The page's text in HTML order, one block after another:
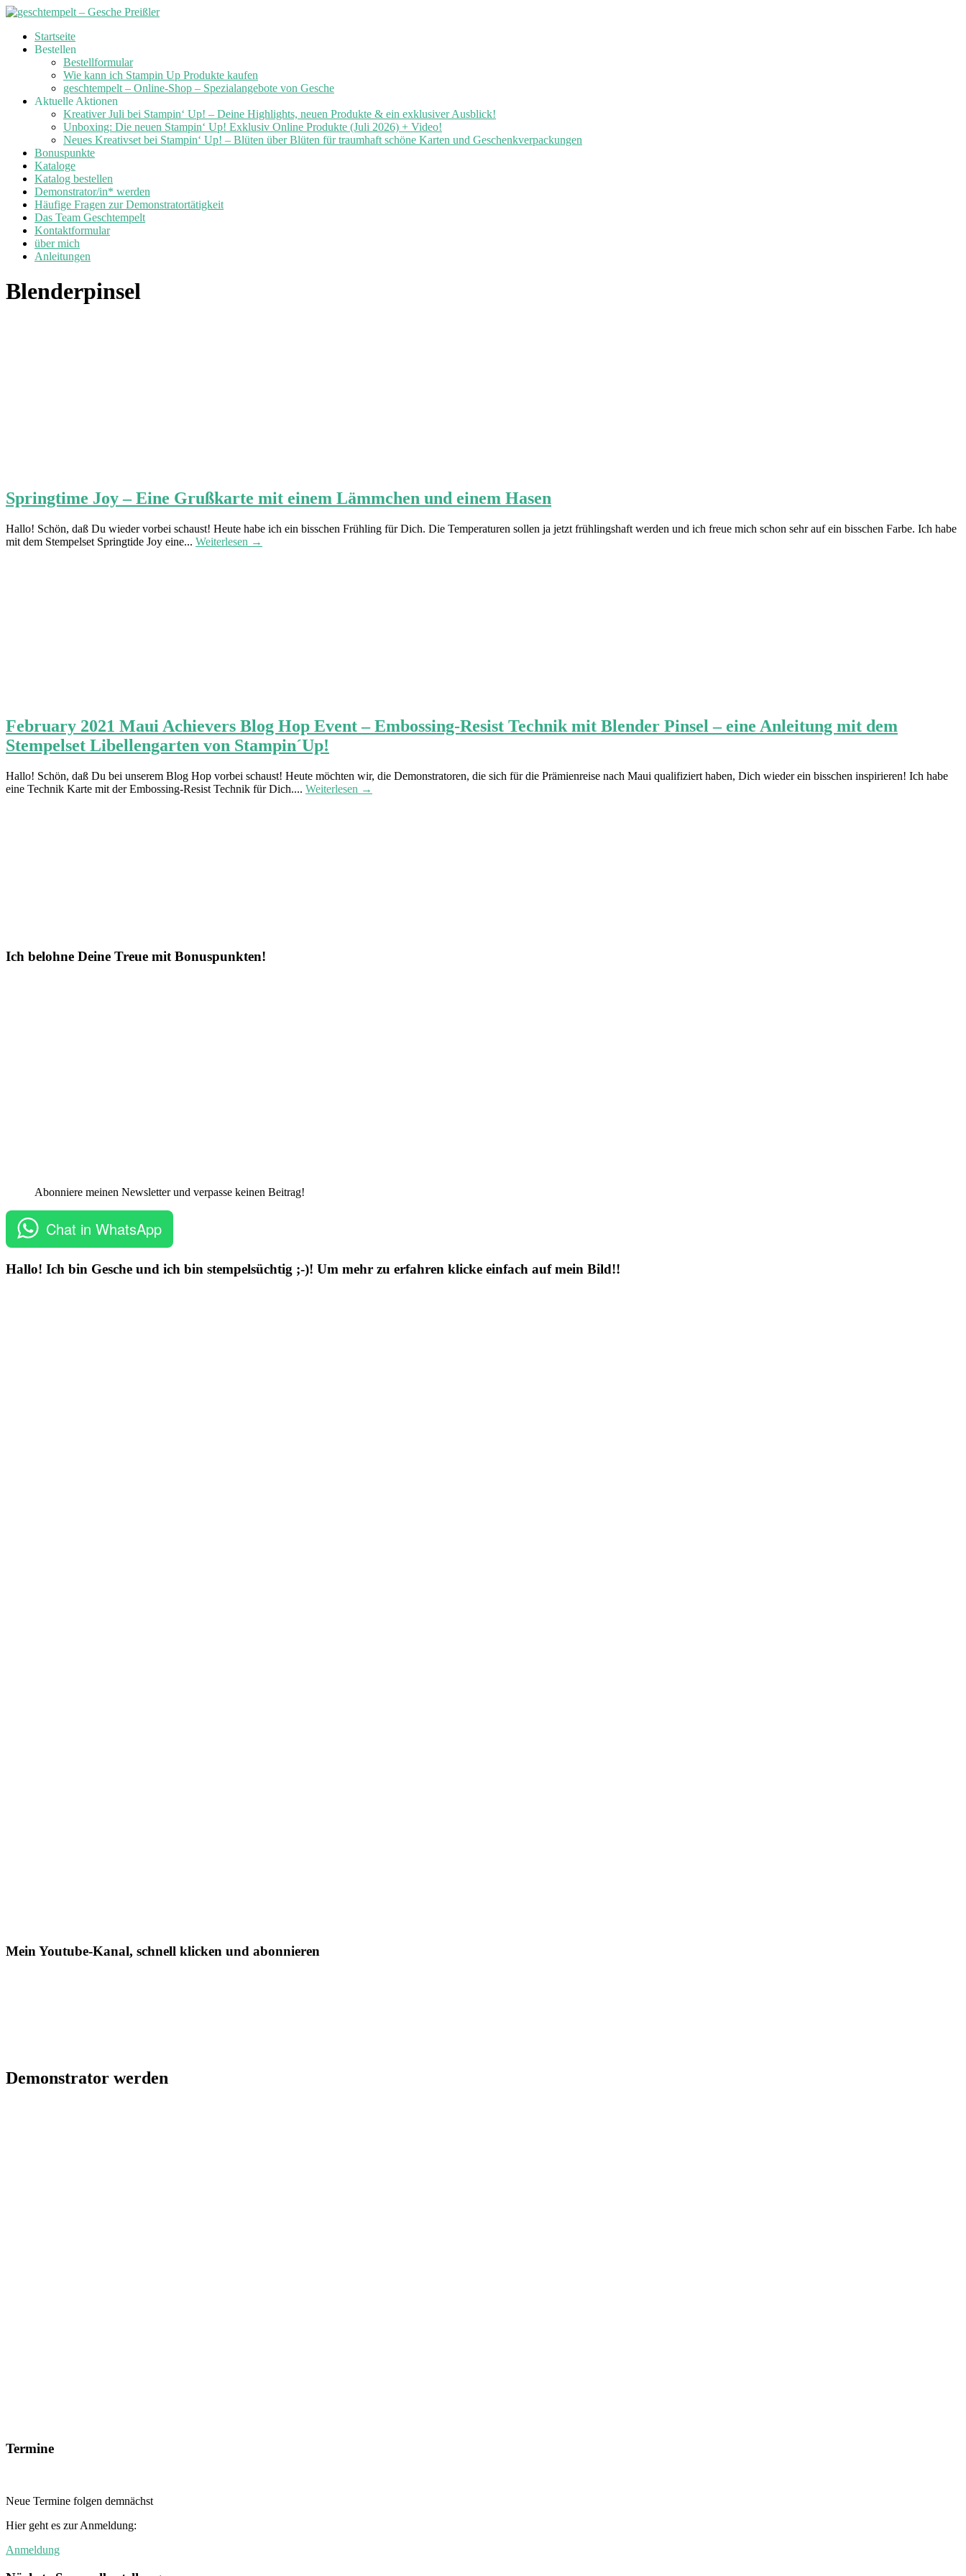
Skip
Startseite
Bestellen
Bestellformular
Wie kann ich Stampin Up Produkte kaufen
geschtempelt – Online-Shop – Spezialangebote von Gesche
Aktuelle Aktionen
Kreativer Juli bei Stampin‘ Up! – Deine Highlights, neuen Produkte & ein exklusiver Ausblick!
Unboxing: Die neuen Stampin‘ Up! Exklusiv Online Produkte (Juli 2026) + Video!
Neues Kreativset bei Stampin‘ Up! – Blüten über Blüten für traumhaft schöne Karten und Geschenkverpackungen
Bonuspunkte
Kataloge
Katalog bestellen
Demonstrator/in* werden
Häufige Fragen zur Demonstratortätigkeit
Das Team Geschtempelt
Kontaktformular
über mich
Anleitungen
Blenderpinsel
Springtime Joy – Eine Grußkarte mit einem Lämmchen und einem Hasen
Hallo! Schön, daß Du wieder vorbei schaust! Heute habe ich ein bisschen Frühling für Dich. Die Temperaturen sollen ja jetzt frühlingshaft werden und ich freue mich schon sehr auf ein bisschen Farbe. Ich habe
mit dem Stempelset Springtide Joy eine... Weiterlesen →
February 2021 Maui Achievers Blog Hop Event – Embossing-Resist Technik mit Blender Pinsel – eine Anleitung mit dem
Stempelset Libellengarten von Stampin´Up!
Hallo! Schön, daß Du bei unserem Blog Hop vorbei schaust! Heute möchten wir, die Demonstratoren, die sich für die Prämienreise nach Maui qualifiziert haben, Dich wieder ein bisschen inspirieren! Ich habe
eine Technik Karte mit der Embossing-Resist Technik für Dich.... Weiterlesen →
Ich belohne Deine Treue mit Bonuspunkten!
Abonniere meinen Newsletter und verpasse keinen Beitrag!
Chat in WhatsApp
Hallo! Ich bin Gesche und ich bin stempelsüchtig ;-)! Um mehr zu erfahren klicke einfach auf mein Bild!!
Mein Youtube-Kanal, schnell klicken und abonnieren
Demonstrator werden
Termine
Neue Termine folgen demnächst
Hier geht es zur Anmeldung:
Anmeldung